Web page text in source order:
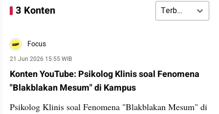
3 Konten Terbaru
Focus
21 Jun 2026 15:55 WIB
Konten YouTube: Psikolog Klinis soal Fenomena
"Blakblakan Mesum" di Kampus
Psikolog Klinis soal Fenomena "Blakblakan Mesum" di